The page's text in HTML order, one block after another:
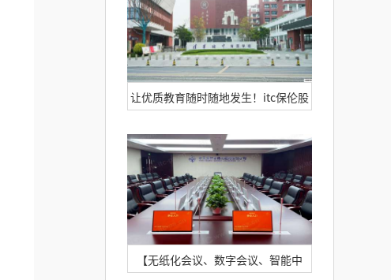
让优质教育随时随地发生！itc保伦股
设！
【无纸化会议、数字会议、智能中